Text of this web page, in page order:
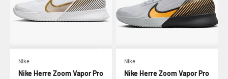
Nike
Nike Herre Zoom Vapor Pro
Nike
Nike Herre Zoom Vapor Pro